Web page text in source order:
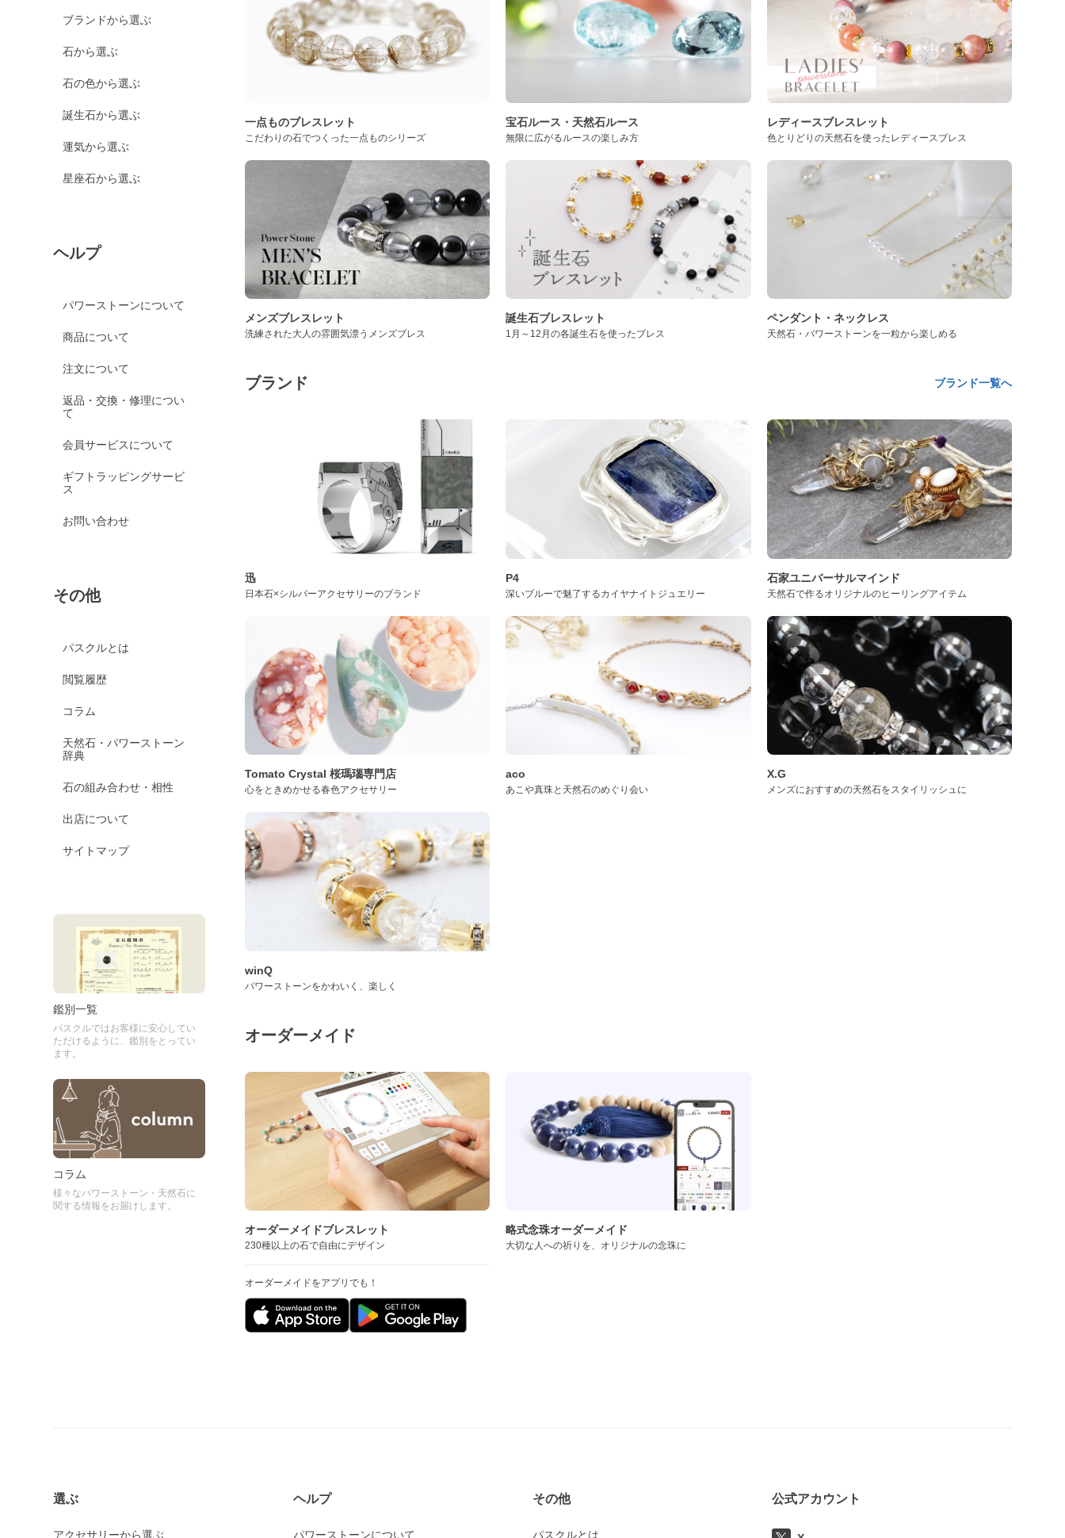
ブランドから選ぶ
石から選ぶ
石の色から選ぶ
誕生石から選ぶ
運気から選ぶ
星座石から選ぶ
ヘルプ
パワーストーンについて
商品について
注文について
返品・交換・修理につい
て
会員サービスについて
ギフトラッピングサービ
ス
お問い合わせ
その他
パスクルとは
閲覧履歴
コラム
天然石・パワーストーン
辞典
石の組み合わせ・相性
出店について
サイトマップ
鑑別一覧
パスクルではお客様に安心してい
ただけるように、鑑別をとってい
ます。
コラム
様々なパワーストーン・天然石に
関する情報をお届けします。
一点ものブレスレット
こだわりの石でつくった一点ものシリーズ
宝石ルース・天然石ルース
無限に広がるルースの楽しみ方
レディースブレスレット
色とりどりの天然石を使ったレディースブレス
メンズブレスレット
洗練された大人の雰囲気漂うメンズブレス
誕生石ブレスレット
1月～12月の各誕生石を使ったブレス
ペンダント・ネックレス
天然石・パワーストーンを一粒から楽しめる
ブランド ブランド一覧へ
迅
日本石×シルバーアクセサリーのブランド
P4
深いブルーで魅了するカイヤナイトジュエリー
石家ユニバーサルマインド
天然石で作るオリジナルのヒーリングアイテム
Tomato Crystal 桜瑪瑙専門店
心をときめかせる春色アクセサリー
aco
あこや真珠と天然石のめぐり会い
X.G
メンズにおすすめの天然石をスタイリッシュに
winQ
パワーストーンをかわいく、楽しく
オーダーメイド
オーダーメイドブレスレット
230種以上の石で自由にデザイン
オーダーメイドをアプリでも！
略式念珠オーダーメイド
大切な人への祈りを、オリジナルの念珠に
選ぶ
アクセサリーから選ぶ
ヘルプ
パワーストーンについて
その他
パスクルとは
公式アカウント